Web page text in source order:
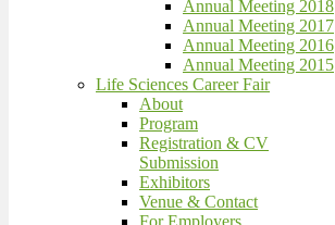
Annual Meeting 2018
Annual Meeting 2017
Annual Meeting 2016
Annual Meeting 2015
Life Sciences Career Fair
About
Program
Registration & CV
Submission
Exhibitors
Venue & Contact
For Employers